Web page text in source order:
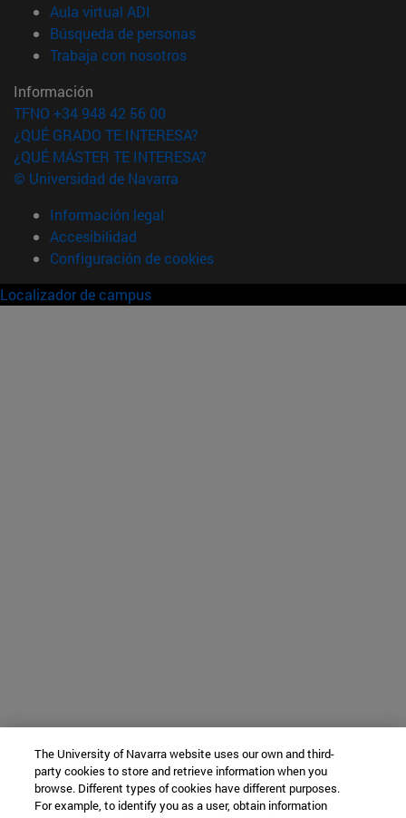
Aula virtual ADI
Búsqueda de personas(abre en nueva ventana)
Trabaja con nosotros(abre en nueva ventana)
Información
TFNO +34 948 42 56 00
¿QUÉ GRADO TE INTERESA?
¿QUÉ MÁSTER TE INTERESA?
© Universidad de Navarra
Información legal
Accesibilidad
Configuración de cookies
Localizador de campus
The University of Navarra website uses our own and third-
party cookies to store and retrieve information when you
browse. Different types of cookies have different purposes.
For example, to identify you as a user, obtain information